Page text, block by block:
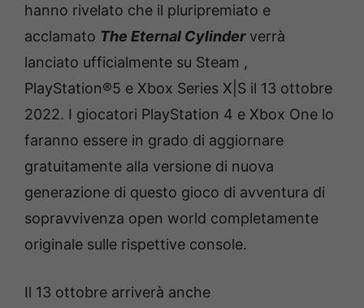
hanno rivelato che il pluripremiato e
acclamato The Eternal Cylinderverrà
lanciato ufficialmente su Steam ,
PlayStation®5 e Xbox Series X|S il 13 ottobre
2022. I giocatori PlayStation 4 e Xbox One lo
faranno essere in grado di aggiornare
gratuitamente alla versione di nuova
generazione di questo gioco di avventura di
sopravvivenza open world completamente
originale sulle rispettive console.
Il 13 ottobre arriverà anche